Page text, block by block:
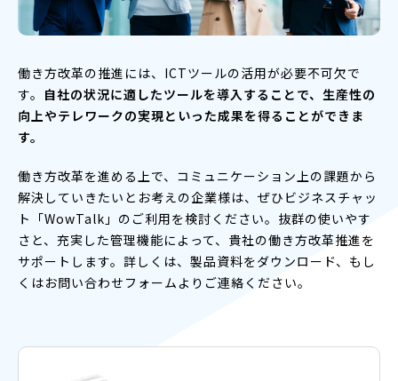
働き方改革の推進には、ICTツールの活用が必要不可欠で
す。 自社の状況に適したツールを導入することで、生産性の
向上やテレワークの実現といった成果を得ることができま
す。
働き方改革を進める上で、コミュニケーション上の課題から
解決していきたいとお考えの企業様は、ぜひビジネスチャッ
ト「WowTalk」のご利用を検討ください。抜群の使いやす
さと、充実した管理機能によって、貴社の働き方改革推進を
サポートします。詳しくは、製品資料をダウンロード、もし
くはお問い合わせフォームよりご連絡ください。